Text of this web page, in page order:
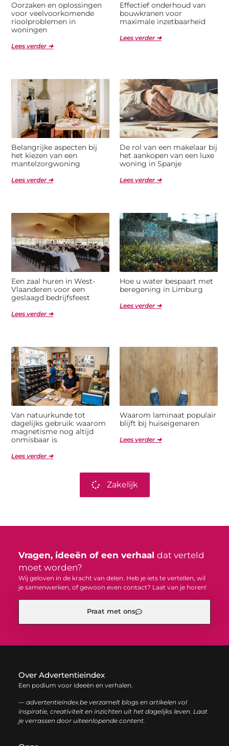
Oorzaken en oplossingen
voor veelvoorkomende
rioolproblemen in
woningen
Lees verder ➜
Effectief onderhoud van
bouwkranen voor
maximale inzetbaarheid
Lees verder ➜
Belangrijke aspecten bij
het kiezen van een
mantelzorgwoning
Lees verder ➜
De rol van een makelaar bij
het aankopen van een luxe
woning in Spanje
Lees verder ➜
Een zaal huren in West-
Vlaanderen voor een
geslaagd bedrijfsfeest
Lees verder ➜
Hoe u water bespaart met
beregening in Limburg
Lees verder ➜
Van natuurkunde tot
dagelijks gebruik: waarom
magnetisme nog altijd
onmisbaar is
Lees verder ➜
Waarom laminaat populair
blijft bij huiseigenaren
Lees verder ➜
Zakelijk
Vragen, ideeën of een verhaal dat verteld
moet worden?
Wij geloven in de kracht van delen. Heb je iets te vertellen, wil
je samenwerken, of gewoon even contact? Laat van je horen!
Praat met ons
Over Advertentieindex
Een podium voor ideeën en verhalen.
— advertentieindex.be verzamelt blogs en artikelen vol
inspiratie, creativiteit en inzichten uit het dagelijks leven. Laat
je verrassen door uiteenlopende content.